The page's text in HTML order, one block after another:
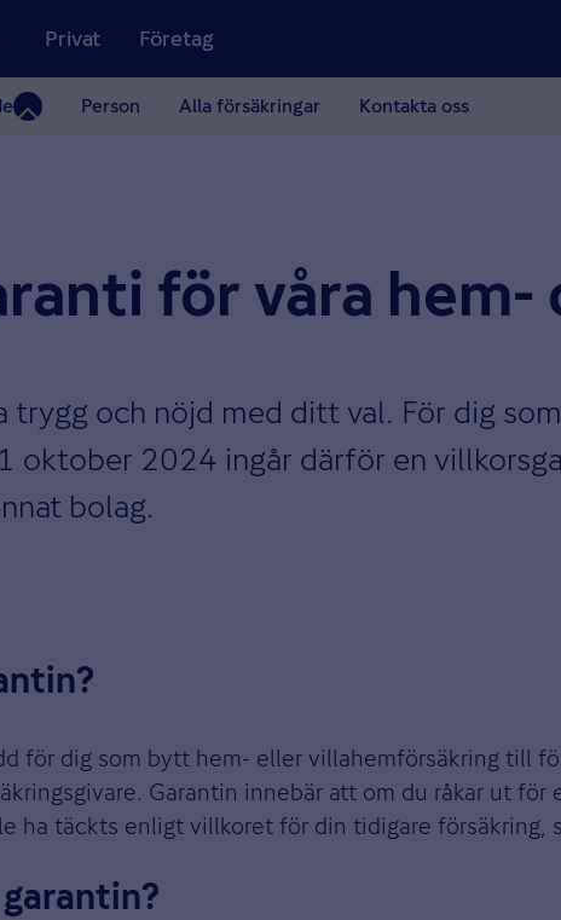
Privat
Person Alla försäkringar Kontakta oss
Företag
för våra
trygg och nöjd med ditt val. För dig
oktober 2024 ingår därför en
bolag.
för dig som bytt hem- eller villahemförsäkring till
Garantin innebär att om du råkar ut
ha täckts enligt villkoret för din tidigare försäkring,